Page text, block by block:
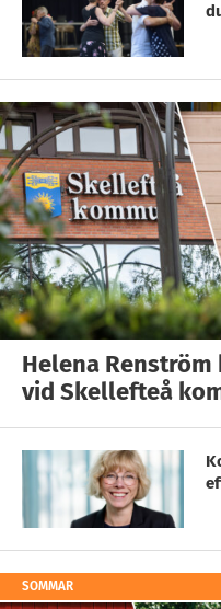
Helena
vid Skellefteå
SOMMAR